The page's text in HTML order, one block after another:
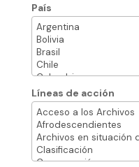
País
Líneas de acción